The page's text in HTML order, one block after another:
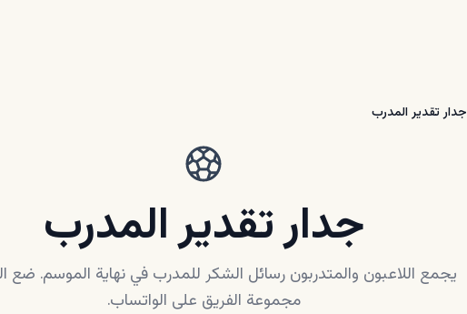
جدار تقدير المدرب
جدار تقدير المدرب
يجمع اللاعبون والمتدربون رسائل الشكر للمدرب في نهاية الموسم. ضع
مجموعة الفريق على الواتساب.